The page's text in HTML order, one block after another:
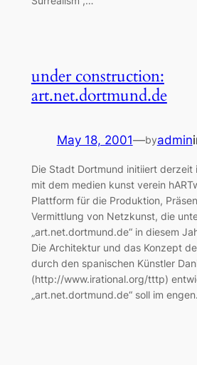
under construction:
art.net.dortmund.de
May 18, 2001—byadmin
Die Stadt Dortmund initiiert derzeit
mit dem medien kunst verein
Plattform für die Produktion,
Vermittlung von Netzkunst, die
„art.net.dortmund.de“ in diesem
Die Architektur und das Konzept
durch den spanischen Künstler
(http://www.irational.org/tttp)
„art.net.dortmund.de“ soll im